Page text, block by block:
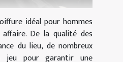
idéal pour hommes
De la qualité des
du lieu, de nombreux
jeu pour garantir une